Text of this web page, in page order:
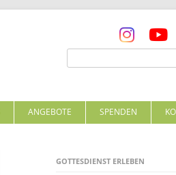
ANGEBOTE SPENDEN
GOTTESDIENST ERLEBEN